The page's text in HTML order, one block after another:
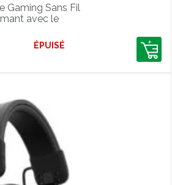
Gaming Sans Fil
avec le
ÉPUISÉ